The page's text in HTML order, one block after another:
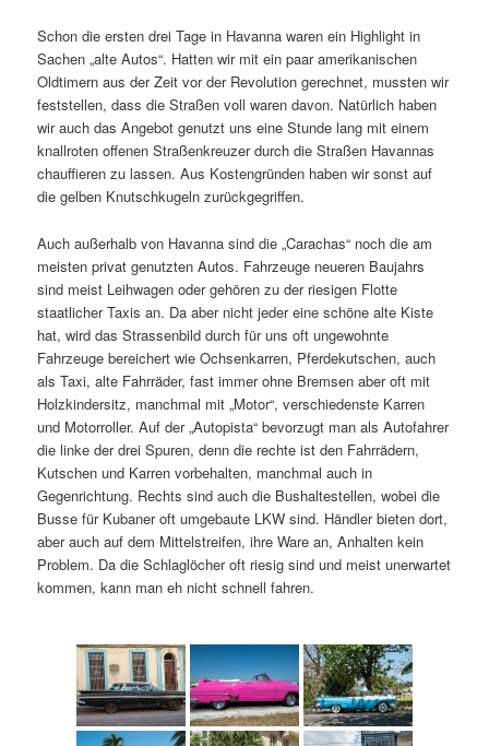
Schon die ersten drei Tage in Havanna waren ein Highlight in
Sachen „alte Autos“. Hatten wir mit ein paar amerikanischen
Oldtimern aus der Zeit vor der Revolution gerechnet, mussten wir
feststellen, dass die Straßen voll waren davon. Natürlich haben
wir auch das Angebot genutzt uns eine Stunde lang mit einem
knallroten offenen Straßenkreuzer durch die Straßen Havannas
chauffieren zu lassen. Aus Kostengründen haben wir sonst auf
die gelben Knutschkugeln zurückgegriffen.
Auch außerhalb von Havanna sind die „Carachas“ noch die am
meisten privat genutzten Autos. Fahrzeuge neueren Baujahrs
sind meist Leihwagen oder gehören zu der riesigen Flotte
staatlicher Taxis an. Da aber nicht jeder eine schöne alte Kiste
hat, wird das Strassenbild durch für uns oft ungewohnte
Fahrzeuge bereichert wie Ochsenkarren, Pferdekutschen, auch
als Taxi, alte Fahrräder, fast immer ohne Bremsen aber oft mit
Holzkindersitz, manchmal mit „Motor“, verschiedenste Karren
und Motorroller. Auf der „Autopista“ bevorzugt man als Autofahrer
die linke der drei Spuren, denn die rechte ist den Fahrrädern,
Kutschen und Karren vorbehalten, manchmal auch in
Gegenrichtung. Rechts sind auch die Bushaltestellen, wobei die
Busse für Kubaner oft umgebaute LKW sind. Händler bieten dort,
aber auch auf dem Mittelstreifen, ihre Ware an, Anhalten kein
Problem. Da die Schlaglöcher oft riesig sind und meist unerwartet
kommen, kann man eh nicht schnell fahren.